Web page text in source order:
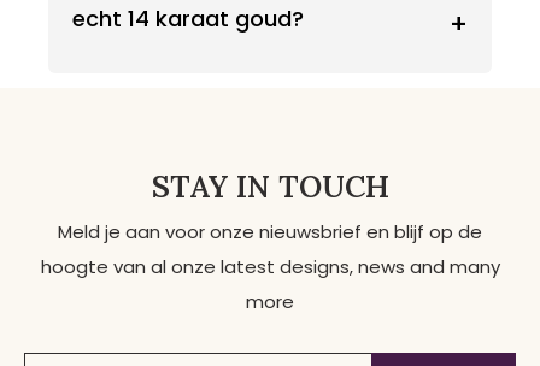
echt 14 karaat goud?
+
STAY IN TOUCH
Meld je aan voor onze nieuwsbrief en blijf op de
hoogte van al onze latest designs, news and many
more